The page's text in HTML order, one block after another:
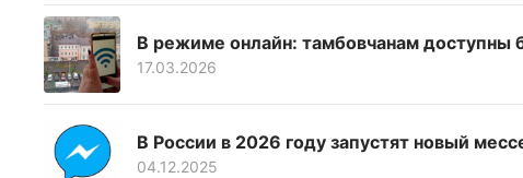
В режиме онлайн: тамбовчанам
17.03.2026
В России в 2026 году запустят новый
04.12.2025